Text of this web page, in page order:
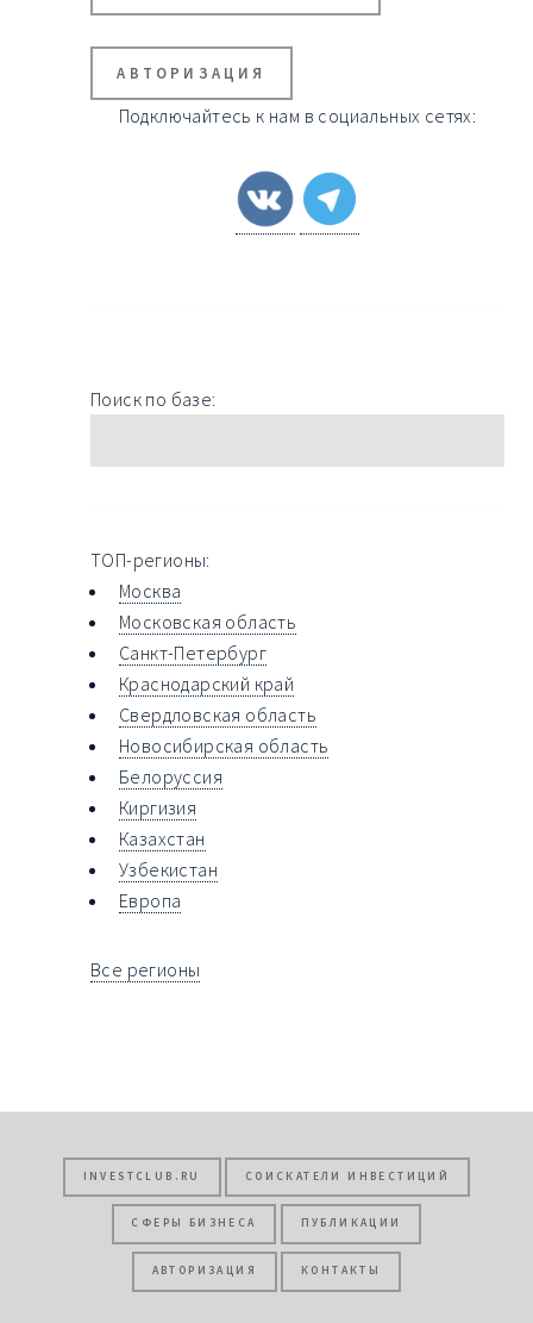
АВТОРИЗАЦИЯ
Подключайтесь к нам в социальных сетях:
Поиск по базе:
ТОП-регионы:
Москва
Московская область
Санкт-Петербург
Краснодарский край
Свердловская область
Новосибирская область
Белоруссия
Киргизия
Казахстан
Узбекистан
Европа
Все регионы
INVESTCLUB.RU СОИСКАТЕЛИ ИНВЕСТИЦИЙ
СФЕРЫ БИЗНЕСА ПУБЛИКАЦИИ
АВТОРИЗАЦИЯ КОНТАКТЫ